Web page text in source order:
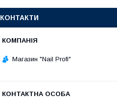
КОНТАКТИ
Магазин "Nail Profi"